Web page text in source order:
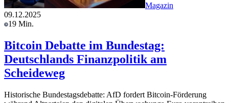
Magazin
09.12.2025
19 Min.
Bitcoin Debatte im Bundestag:
Deutschlands Finanzpolitik am
Scheideweg
Historische Bundestagsdebatte: AfD fordert Bitcoin-Förderung